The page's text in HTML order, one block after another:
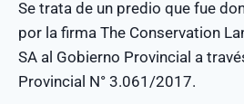
Se trata de un predio que fue
por la firma The Conservation
SA al Gobierno Provincial a
Provincial N° 3.061/2017.